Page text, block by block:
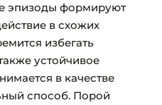
эпизоды формируют
в схожих
избегать
устойчивое
в качестве
способ. Порой